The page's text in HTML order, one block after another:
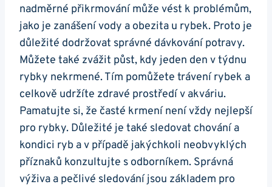
nadměrné přikrmování může vést k problémům,
jako je zanášení vody a obezita u rybek.⁤ Proto‌ je
důležité dodržovat správné dávkování potravy.
Můžete také zvážit půst, ⁣kdy jeden den v týdnu
⁣rybky ⁣nekrmené. Tím pomůžete trávení rybek a
celkově​ udržíte zdravé prostředí v akváriu.
Pamatujte si, ​že časté krmení ‌není vždy nejlepší⁣
pro rybky. ⁢Důležité je také sledovat chování a
kondici ryb a v případě jakýchkoli neobvyklých
příznaků konzultujte s odborníkem. Správná
výživa‍ a pečlivé sledování jsou základem pro